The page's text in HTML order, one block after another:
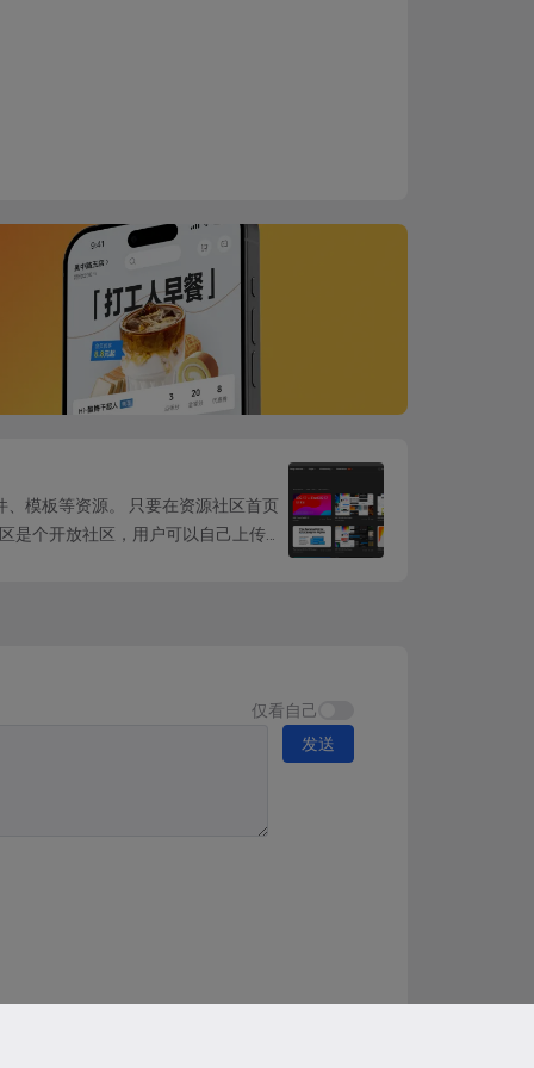
、模板等资源。 只要在资源社区首页
是个开放社区，用户可以自己上传资
仅看自己
发送